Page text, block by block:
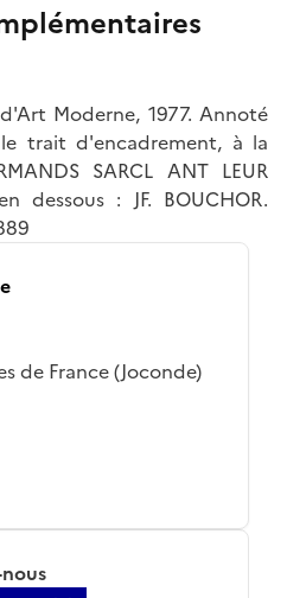
Moderne, 1977. Annoté
trait d'encadrement, à la
SARCL ANT LEUR
dessous : JF. BOUCHOR.
de France (Joconde)